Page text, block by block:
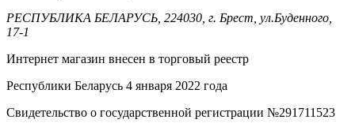
РЕСПУБЛИКА БЕЛАРУСЬ, 224030, г. Брест, ул.Буденного,
17-1
Интернет магазин внесен в торговый реестр
Республики Беларусь 4 января 2022 года
Свидетельство о государственной регистрации №291711523